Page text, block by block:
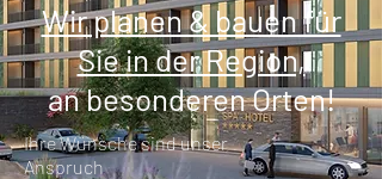
Wir planen & bauen für
Sie in der Region,
an besonderen Orten!
Ihre Wünsche sind unser
Anspruch